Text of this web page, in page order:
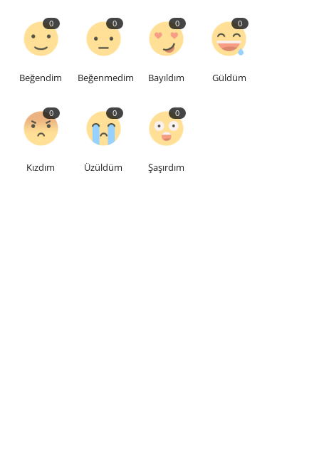
0
Beğendim
0
Beğenmedim
0
Bayıldım
0
Güldüm
0
Kızdım
0
Üzüldüm
0
Şaşırdım